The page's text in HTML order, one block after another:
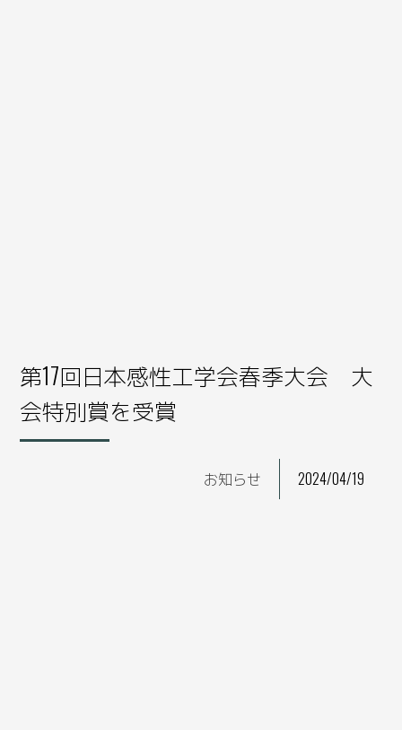
第17回日本感性工学会春季大会 大
会特別賞を受賞
お知らせ 2024/04/19